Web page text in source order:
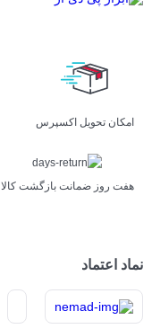
اﻣﮑﺎن ﺗﺤﻮﯾﻞ اﮐﺴﭙﺮس
هفت روز ضمانت بازگشت کالا
نماد اعتماد